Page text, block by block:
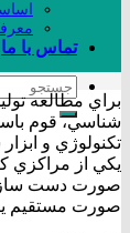
تماس با ما
براي مطالعه
شناسي، قوم
تكنولوژي و
يكي از مراكزي
صورت دست ساز
صورت مستقيم